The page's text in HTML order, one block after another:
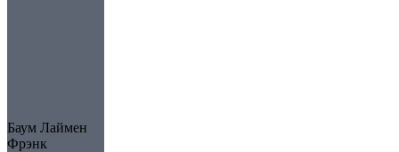
Баум Лаймен
Фрэнк